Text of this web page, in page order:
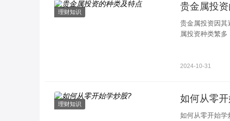
理财知识
贵金属投
贵金属投资因其
属投资种类繁多
2024-10-31
理财知识
如何从零
如何从零开始学